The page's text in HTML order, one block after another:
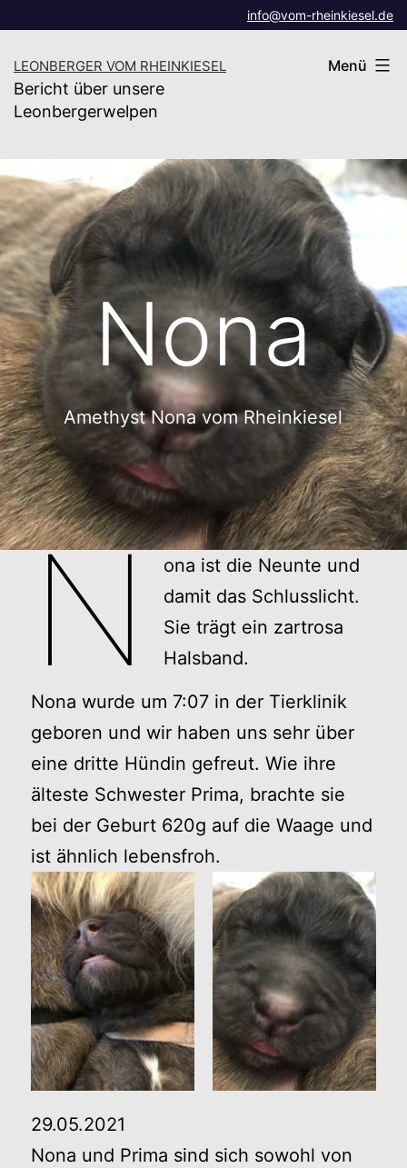
springen
info@vom-rheinkiesel.de
LEONBERGER VOM RHEINKIESEL
Bericht über unsere
Leonbergerwelpen
Menü
Nona
Amethyst Nona vom Rheinkiesel
N
ona ist die Neunte und
damit das Schlusslicht.
Sie trägt ein zartrosa
Halsband.
Nona wurde um 7:07 in der Tierklinik
geboren und wir haben uns sehr über
eine dritte Hündin gefreut. Wie ihre
älteste Schwester Prima, brachte sie
bei der Geburt 620g auf die Waage und
ist ähnlich lebensfroh.
29.05.2021
Nona und Prima sind sich sowohl von